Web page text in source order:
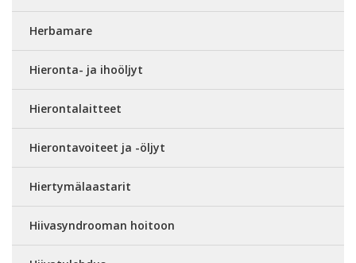
Herbamare
Hieronta- ja ihoöljyt
Hierontalaitteet
Hierontavoiteet ja -öljyt
Hiertymälaastarit
Hiivasyndrooman hoitoon